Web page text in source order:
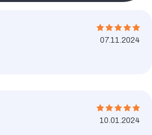
07.11.2024
10.01.2024